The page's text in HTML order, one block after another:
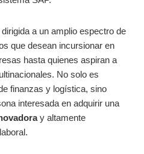
a un amplio‌ espectro ⁤de
que desean incursionar en‌
hasta quienes aspiran a
No solo es
finanzas y logística, sino​
interesada en ⁣adquirir una
y altamente